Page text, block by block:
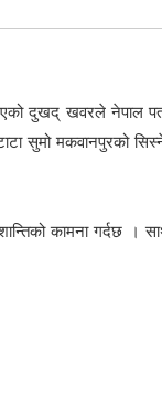
भएको दुखद् खवरले
सुमो मकवानपुरको
कामना गर्दछ